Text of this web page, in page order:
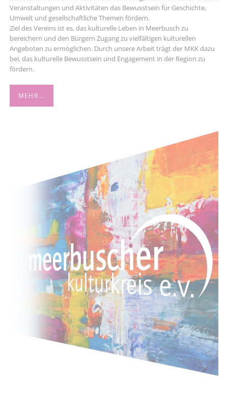
Veranstaltungen und Aktivitäten das Bewusstsein für Geschichte,
Umwelt und gesellschaftliche Themen fördern.
Ziel des Vereins ist es, das kulturelle Leben in Meerbusch zu
bereichern und den Bürgern Zugang zu vielfältigen kulturellen
Angeboten zu ermöglichen. Durch unsere Arbeit trägt der MKK dazu
bei, das kulturelle Bewusstsein und Engagement in der Region zu
fördern.
MEHR...